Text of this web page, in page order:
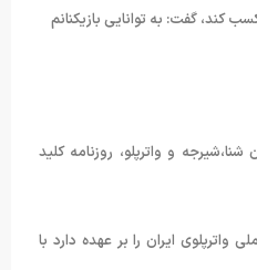
كند، گفت: به توانايي بازيكنانم
و واترپلو، روزنامه کلید
ایران را بر عهده دارد با